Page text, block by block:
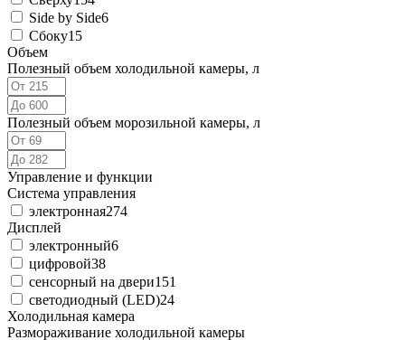
Side by Side6
Сбоку15
Объем
Полезный объем холодильной камеры, л
Полезный объем морозильной камеры, л
Управление и функции
Система управления
электронная274
Дисплей
электронный6
цифровой38
сенсорный на двери151
светодиодный (LED)24
Холодильная камера
Размораживание холодильной камеры